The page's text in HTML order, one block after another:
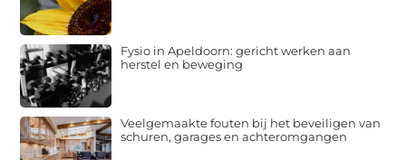
Fysio in Apeldoorn: gericht werken aan
herstel en beweging
Veelgemaakte fouten bij het beveiligen van
schuren, garages en achteromgangen